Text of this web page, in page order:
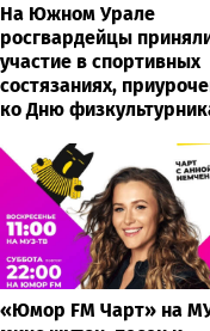
На Южном Урале
росгвардейцы
участие в спортивных
состязаниях,
ко Дню
«Юмор FM Чарт» на